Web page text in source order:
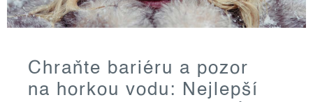
Chraňte bariéru a pozor
na horkou vodu: Nejlepší